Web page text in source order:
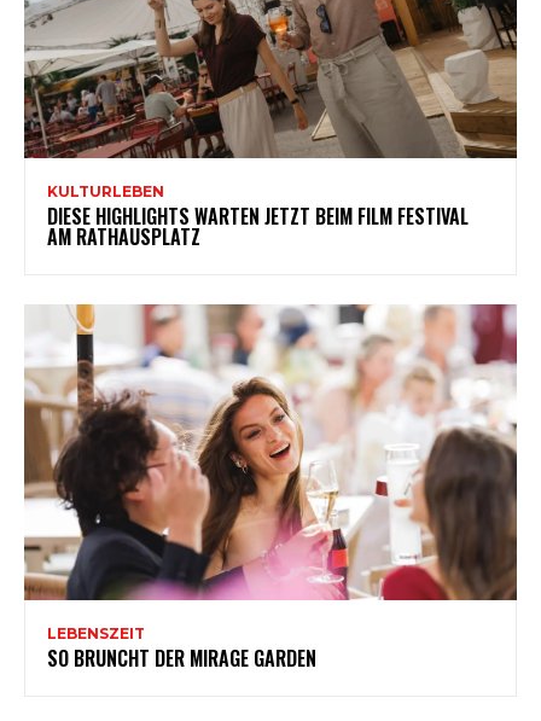
KULTURLEBEN
DIESE HIGHLIGHTS WARTEN JETZT BEIM FILM FESTIVAL
AM RATHAUSPLATZ
LEBENSZEIT
SO BRUNCHT DER MIRAGE GARDEN